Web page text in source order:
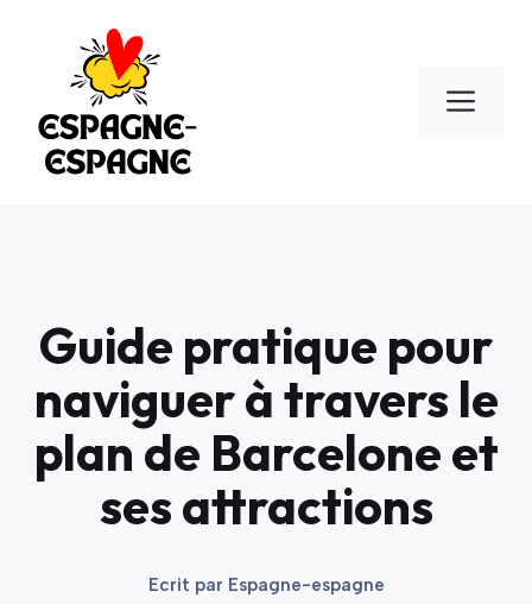
contenu
Guide pratique pour
naviguer à travers le
plan de Barcelone et
ses attractions
Ecrit par Espagne-espagne